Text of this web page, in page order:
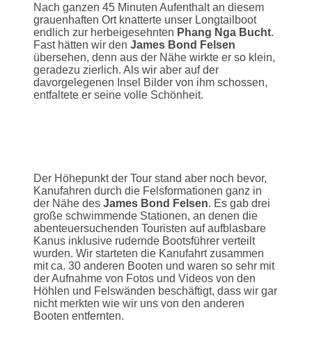
Nach ganzen 45 Minuten Aufenthalt an diesem
grauenhaften Ort knatterte unser Longtailboot
endlich zur herbeigesehnten Phang Nga Bucht.
Fast hätten wir den James Bond Felsen
übersehen, denn aus der Nähe wirkte er so klein,
geradezu zierlich. Als wir aber auf der
davorgelegenen Insel Bilder von ihm schossen,
entfaltete er seine volle Schönheit.
Der Höhepunkt der Tour stand aber noch bevor,
Kanufahren durch die Felsformationen ganz in
der Nähe des James Bond Felsen. Es gab drei
große schwimmende Stationen, an denen die
abenteuersuchenden Touristen auf aufblasbare
Kanus inklusive rudernde Bootsführer verteilt
wurden. Wir starteten die Kanufahrt zusammen
mit ca. 30 anderen Booten und waren so sehr mit
der Aufnahme von Fotos und Videos von den
Höhlen und Felswänden beschäftigt, dass wir gar
nicht merkten wie wir uns von den anderen
Booten entfernten.